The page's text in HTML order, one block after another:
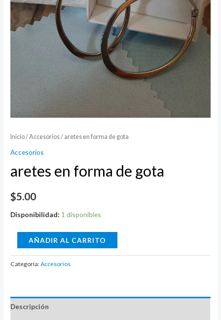
Inicio/Accesorios/ aretes en forma de gota
Accesorios
aretes en forma de gota
$5.00
Disponibilidad: 1 disponibles
en
forma
cantidad
AÑADIR AL CARRITO
Categoría:Accesorios
Descripción